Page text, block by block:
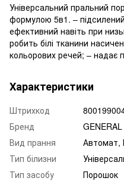
Універсальний пральний
формулою 5в1. –
ефективний навіть при
робить білі тканини
кольорових речей; – надає
Характеристики
Штрихкод
Бренд
GENERAL
Вид прання
Автомат,
Тип білизни
Тип засобу
Порошок